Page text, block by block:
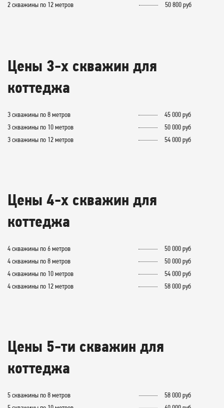
2 скважины по 12 метров
50 800 руб
Цены 3-х скважин для
коттеджа
3 скважины по 8 метров
45 000 руб
3 скважины по 10 метров
50 000 руб
3 скважины по 12 метров
54 000 руб
Цены 4-х скважин для
коттеджа
4 скважины по 6 метров
50 000 руб
4 скважины по 8 метров
50 000 руб
4 скважины по 10 метров
54 000 руб
4 скважины по 12 метров
58 000 руб
Цены 5-ти скважин для
коттеджа
5 скважины по 8 метров
58 000 руб